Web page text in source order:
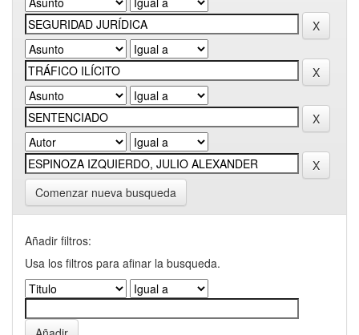
Comenzar nueva busqueda
Añadir filtros:
Usa los filtros para afinar la busqueda.